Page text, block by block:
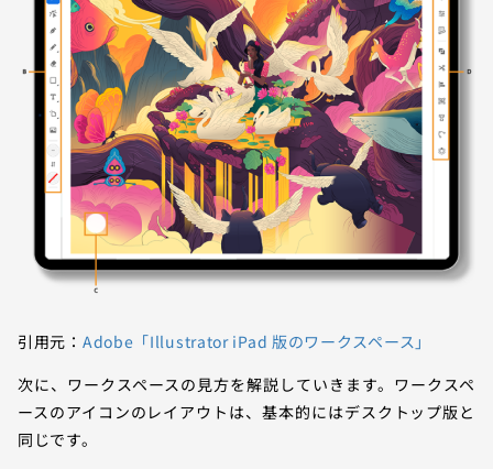
引用元： Adobe「Illustrator iPad 版のワークスペース」
次に、ワークスペースの見方を解説していきます。ワークスペ
ースのアイコンのレイアウトは、基本的にはデスクトップ版と
同じです。